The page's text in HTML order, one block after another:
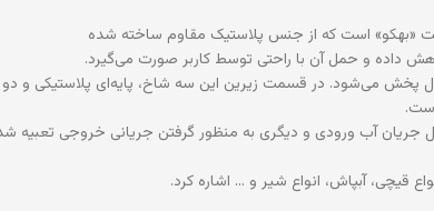
داده و حمل آن با راحتی توسط کاربر صورت می‌گیرد.
می‌شود. در قسمت زیرین این سه شاخ، پایه‌ای پلاستیکی و دو
جریان آب ورودی و دیگری به منظور گرفتن جریانی خروجی تعبیه
قیچی، آبپاش، انواع شیر و … اشاره کرد.